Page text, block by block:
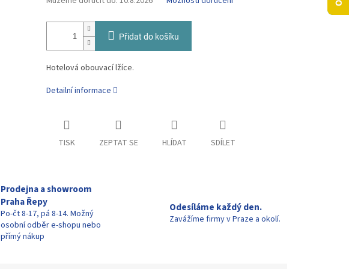
Přidat do košíku
Hotelová obouvací lžíce.
Detailní informace
TISK ZEPTAT SE HLÍDAT SDÍLET
Prodejna a showroom
Praha Řepy
Po-čt 8-17, pá 8-14. Možný
osobní odběr e-shopu nebo
přímý nákup
Odesíláme každý den.
Zavážíme firmy v Praze a okolí.